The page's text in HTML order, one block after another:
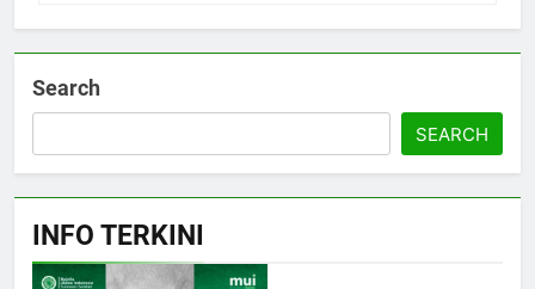
Search
SEARCH
INFO TERKINI